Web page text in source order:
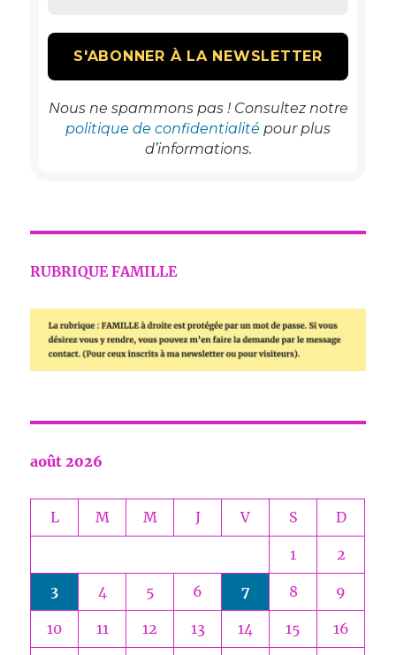
Nous ne spammons pas ! Consultez notre
politique de confidentialité pour plus
d’informations.
RUBRIQUE FAMILLE
août 2026
L M M J V S D
1 2
3 4 5 6 7 8 9
10 11 12 13 14 15 16